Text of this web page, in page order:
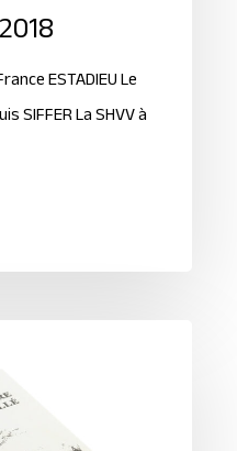
ESTADIEU Le
SIFFER La SHVV à